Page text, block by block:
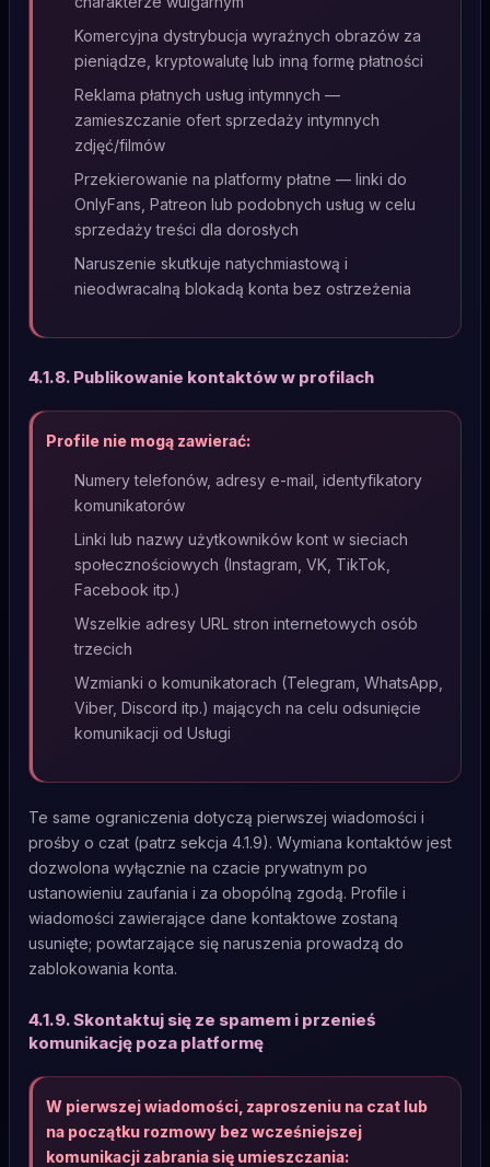
Komercyjna dystrybucja wyraźnych obrazów za
pieniądze, kryptowalutę lub inną formę płatności
Reklama płatnych usług intymnych —
zamieszczanie ofert sprzedaży intymnych
zdjęć/filmów
Przekierowanie na platformy płatne — linki do
OnlyFans, Patreon lub podobnych usług w celu
sprzedaży treści dla dorosłych
Naruszenie skutkuje natychmiastową i
nieodwracalną blokadą konta bez ostrzeżenia
4.1.8. Publikowanie kontaktów w profilach
Profile nie mogą zawierać:
Numery telefonów, adresy e-mail, identyfikatory
komunikatorów
Linki lub nazwy użytkowników kont w sieciach
społecznościowych (Instagram, VK, TikTok,
Facebook itp.)
Wszelkie adresy URL stron internetowych osób
trzecich
Wzmianki o komunikatorach (Telegram, WhatsApp,
Viber, Discord itp.) mających na celu odsunięcie
komunikacji od Usługi
Te same ograniczenia dotyczą pierwszej wiadomości i
prośby o czat (patrz sekcja 4.1.9). Wymiana kontaktów jest
dozwolona wyłącznie na czacie prywatnym po
ustanowieniu zaufania i za obopólną zgodą. Profile i
wiadomości zawierające dane kontaktowe zostaną
usunięte; powtarzające się naruszenia prowadzą do
zablokowania konta.
4.1.9. Skontaktuj się ze spamem i przenieś
komunikację poza platformę
W pierwszej wiadomości, zaproszeniu na czat lub
na początku rozmowy bez wcześniejszej
komunikacji zabrania się umieszczania: